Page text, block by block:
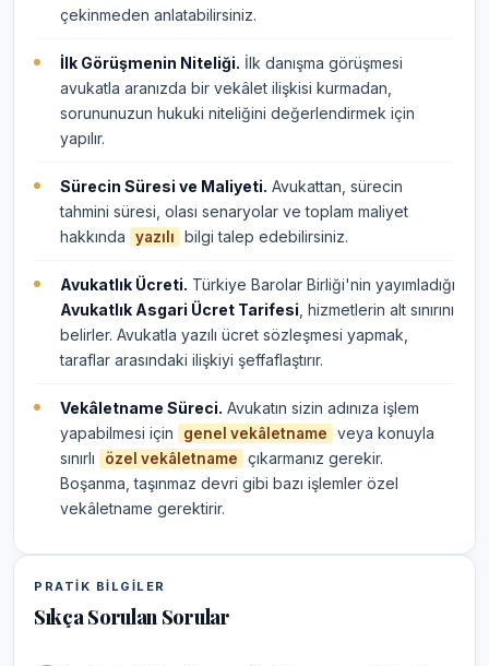
çekinmeden anlatabilirsiniz.
İlk Görüşmenin Niteliği. İlk danışma görüşmesi
avukatla aranızda bir vekâlet ilişkisi kurmadan,
sorununuzun hukuki niteliğini değerlendirmek için
yapılır.
Sürecin Süresi ve Maliyeti. Avukattan, sürecin
tahmini süresi, olası senaryolar ve toplam maliyet
hakkında
yazılı bilgi talep edebilirsiniz.
Avukatlık Ücreti. Türkiye Barolar Birliği'nin yayımladığı
Avukatlık Asgari Ücret Tarifesi , hizmetlerin alt sınırını
belirler. Avukatla yazılı ücret sözleşmesi yapmak,
taraflar arasındaki ilişkiyi şeffaflaştırır.
Vekâletname Süreci. Avukatın sizin adınıza işlem
yapabilmesi için
genel vekâletname
veya konuyla
sınırlı
özel vekâletname
çıkarmanız gerekir.
Boşanma, taşınmaz devri gibi bazı işlemler özel
vekâletname gerektirir.
PRATIK BILGILER
Sıkça Sorulan Sorular